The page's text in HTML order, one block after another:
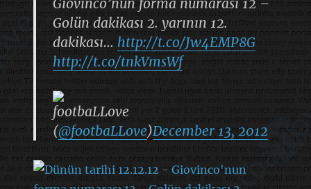
Golün dakikası 2. yarının 12.
dakikası… http://t.co/Jw4EMP8G
http://t.co/tnkVmsWf
footbaLLove
(@footbaLLove)December 13, 2012